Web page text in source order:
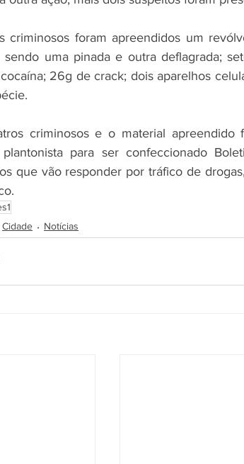
criminosos foram apreendidos um
sendo uma pinada e outra deflagrada;
26g de crack; dois aparelhos
criminosos e o material apreendido
plantonista para ser confeccionado
que vão responder por tráfico de
Cidade Notícias